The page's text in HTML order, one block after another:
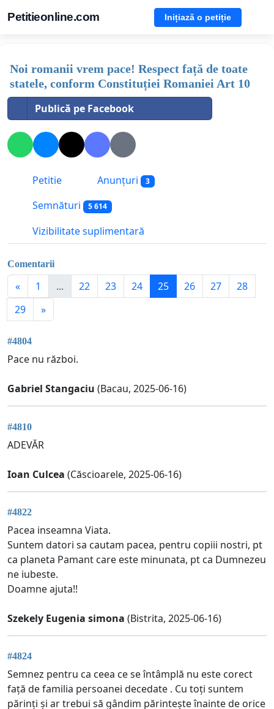
Petitieonline.com Inițiază o petiție
Noi romanii vrem pace! Respect față de toate
statele, conform Constituției Romaniei Art 10
Publică pe Facebook
Petitie Anunțuri 3
Semnături 5 614
Vizibilitate suplimentară
Comentarii
« 1 ... 22 23 24 25 26 27
28
29
»
#4804
Pace nu război.
Gabriel Stangaciu (Bacau, 2025-06-16)
#4810
ADEVĂR
Ioan Culcea (Căscioarele, 2025-06-16)
#4822
Pacea inseamna Viata.
Suntem datori sa cautam pacea, pentru copiii nostri, pt
ca planeta Pamant care este minunata, pt ca Dumnezeu
ne iubeste.
Doamne ajuta!!
Szekely Eugenia simona (Bistrita, 2025-06-16)
#4824
Semnez pentru ca ceea ce se întâmplă nu este corect
față de familia persoanei decedate . Cu toți suntem
părinți și ar trebui să gândim părintește înainte de orice